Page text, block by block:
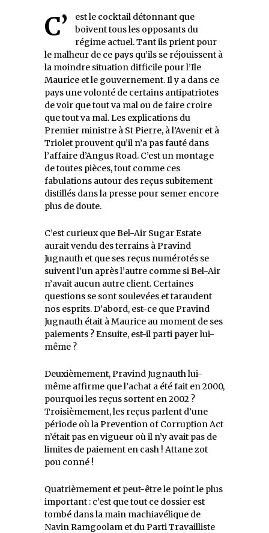
C’est le cocktail détonnant que
boivent tous les opposants du
régime actuel. Tant ils prient pour
le malheur de ce pays qu’ils se réjouissent à
la moindre situation difficile pour l’Ile
Maurice et le gouvernement. Il y a dans ce
pays une volonté de certains antipatriotes
de voir que tout va mal ou de faire croire
que tout va mal. Les explications du
Premier ministre à St Pierre, à l’Avenir et à
Triolet prouvent qu’il n’a pas fauté dans
l’affaire d’Angus Road. C’est un montage
de toutes pièces, tout comme ces
fabulations autour des reçus subitement
distillés dans la presse pour semer encore
plus de doute.
C’est curieux que Bel-Air Sugar Estate
aurait vendu des terrains à Pravind
Jugnauth et que ses reçus numérotés se
suivent l’un après l’autre comme si Bel-Air
n’avait aucun autre client. Certaines
questions se sont soulevées et taraudent
nos esprits. D’abord, est-ce que Pravind
Jugnauth était à Maurice au moment de ses
paiements ? Ensuite, est-il parti payer lui-
même ?
Deuxièmement, Pravind Jugnauth lui-
même affirme que l’achat a été fait en 2000,
pourquoi les reçus sortent en 2002 ?
Troisièmement, les reçus parlent d’une
période où la Prevention of Corruption Act
n’était pas en vigueur où il n’y avait pas de
limites de paiement en cash ! Attane zot
pou conné !
Quatrièmement et peut-être le point le plus
important : c’est que tout ce dossier est
tombé dans la main machiavélique de
Navin Ramgoolam et du Parti Travailliste